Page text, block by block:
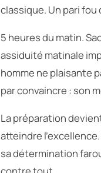
classique. Un pari
5 heures du matin.
assiduité matinale
homme ne plaisante
par convaincre : son
La préparation
atteindre
sa détermination